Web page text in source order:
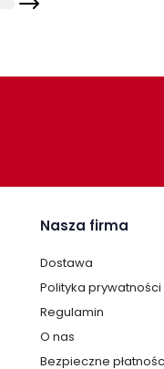
Nasza firma
Dostawa
Polityka prywatności
Regulamin
O nas
Bezpieczne